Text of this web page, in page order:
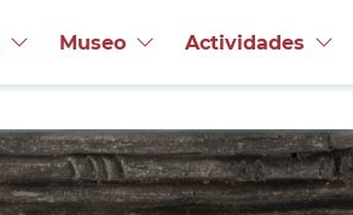
Museo Actividades